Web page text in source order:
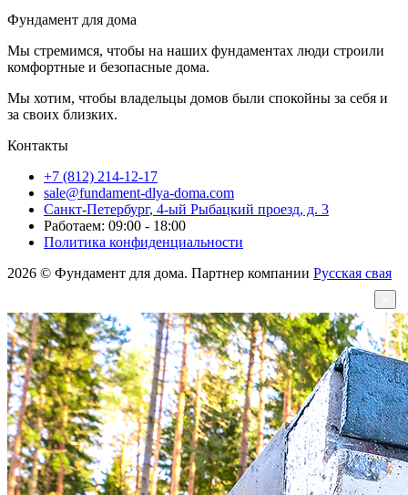
Фундамент для дома
Мы стремимся, чтобы на наших фундаментах люди строили
комфортные и безопасные дома.
Мы хотим, чтобы владельцы домов были спокойны за себя и
за своих близких.
Контакты
+7 (812) 214-12-17
sale@fundament-dlya-doma.com
Санкт-Петербург, 4-ый Рыбацкий проезд, д. 3
Работаем: 09:00 - 18:00
Политика конфиденциальности
2026 © Фундамент для дома. Партнер компании Русская свая